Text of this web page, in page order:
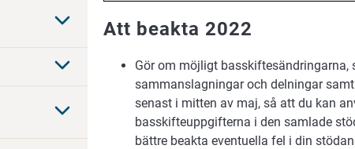
Att beakta 2022
Gör om möjligt basskiftesändringarna,
sammanslagningar och delningar
senast i mitten av maj, så att du kan
basskifteuppgifterna i den samlade
bättre beakta eventuella fel i din